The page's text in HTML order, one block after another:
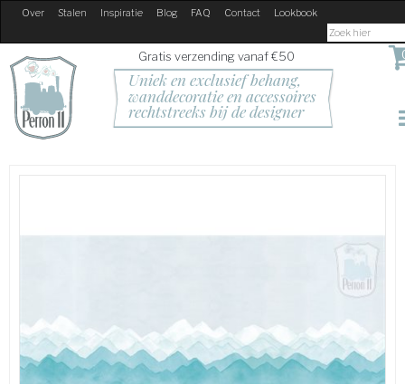
Over Stalen Inspiratie Blog FAQ Contact Lookbook
Gratis verzending vanaf €50
Uniek en exclusief behang,
wanddecoratie en accessoires
rechtstreeks bij de designer